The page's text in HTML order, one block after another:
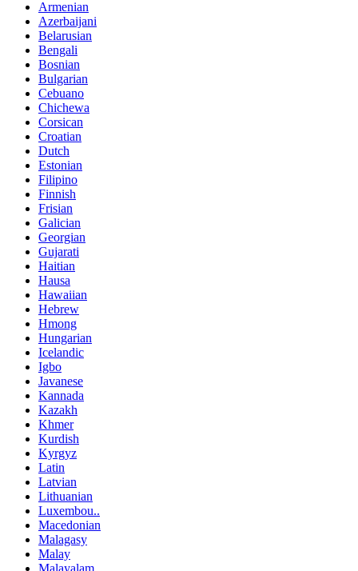
Armenian
Azerbaijani
Belarusian
Bengali
Bosnian
Bulgarian
Cebuano
Chichewa
Corsican
Croatian
Dutch
Estonian
Filipino
Finnish
Frisian
Galician
Georgian
Gujarati
Haitian
Hausa
Hawaiian
Hebrew
Hmong
Hungarian
Icelandic
Igbo
Javanese
Kannada
Kazakh
Khmer
Kurdish
Kyrgyz
Latin
Latvian
Lithuanian
Luxembou..
Macedonian
Malagasy
Malay